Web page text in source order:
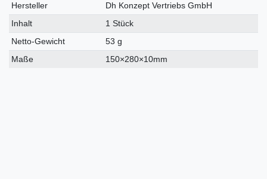
Hersteller
Dh Konzept Vertriebs GmbH
Inhalt
1 Stück
Netto-Gewicht
53 g
Maße
150×280×10mm